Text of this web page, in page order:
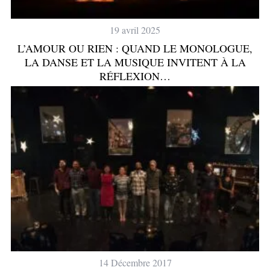
19 avril 2025
L’AMOUR OU RIEN : QUAND LE MONOLOGUE,
LA DANSE ET LA MUSIQUE INVITENT À LA
RÉFLEXION…
14 Décembre 2017